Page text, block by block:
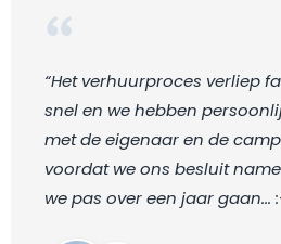
“Het verhuurproces verliep
snel en we hebben
met de eigenaar en de
voordat we ons besluit
we pas over een jaar gaan...